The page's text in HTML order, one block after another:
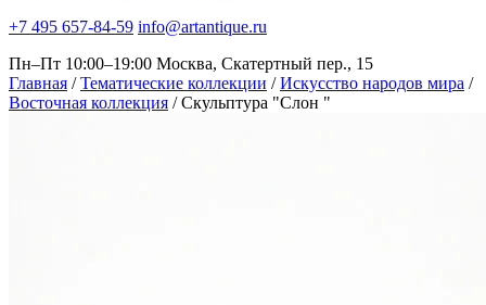
+7 495 657-84-59 info@artantique.ru
Пн–Пт 10:00–19:00 Москва, Скатертный пер., 15
Главная / Тематические коллекции / Искусство народов мира /
Восточная коллекция / Скульптура "Слон "